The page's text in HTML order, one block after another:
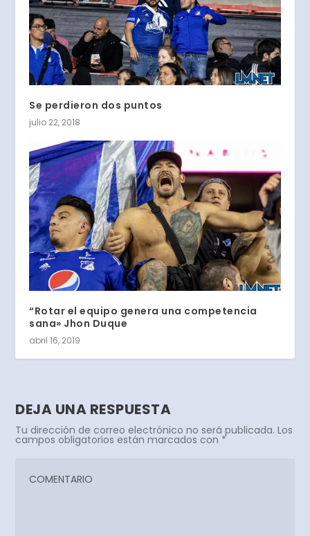
Se perdieron dos puntos
julio 22, 2018
“Rotar el equipo genera una competencia
sana» Jhon Duque
abril 16, 2019
DEJA UNA RESPUESTA
Tu dirección de correo electrónico no será publicada. Los
campos obligatorios están marcados con *